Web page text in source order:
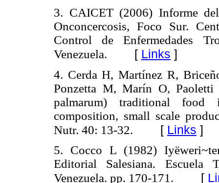
3. CAICET (2006) Informe
Onconcercosis, Foco Sur.
Control de Enfermedades
Venezuela. [ Links ]
4. Cerda H, Martínez R,
Ponzetta M, Marín O,
palmarum) traditional food
composition, small scale
Nutr. 40: 13-32. [ Links ]
5. Cocco L (1982)
Editorial Salesiana. Escuela
Venezuela. pp. 170-171. [